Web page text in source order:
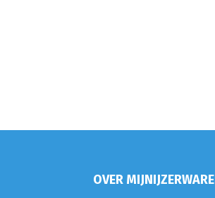
OVER